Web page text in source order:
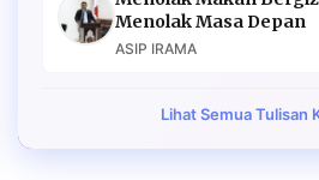
Menolak Masa Depan
ASIP IRAMA
Lihat Semua Tulisan